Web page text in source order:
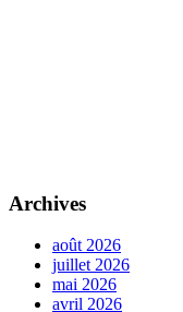
Archives
août 2026
juillet 2026
mai 2026
avril 2026